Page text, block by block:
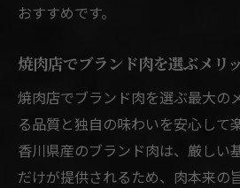
おすすめです。
焼肉店でブランド肉を選ぶメリ
焼肉店でブランド肉を選ぶ最大の
る品質と独自の味わいを安心して
香川県産のブランド肉は、厳しい
だけが提供されるため、肉本来の